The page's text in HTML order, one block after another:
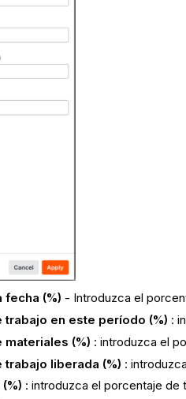
fecha (%) - Introduzca el
trabajo en este período (%) :
materiales (%) : introduzca el
trabajo liberada (%) :
: introduzca el porcentaje